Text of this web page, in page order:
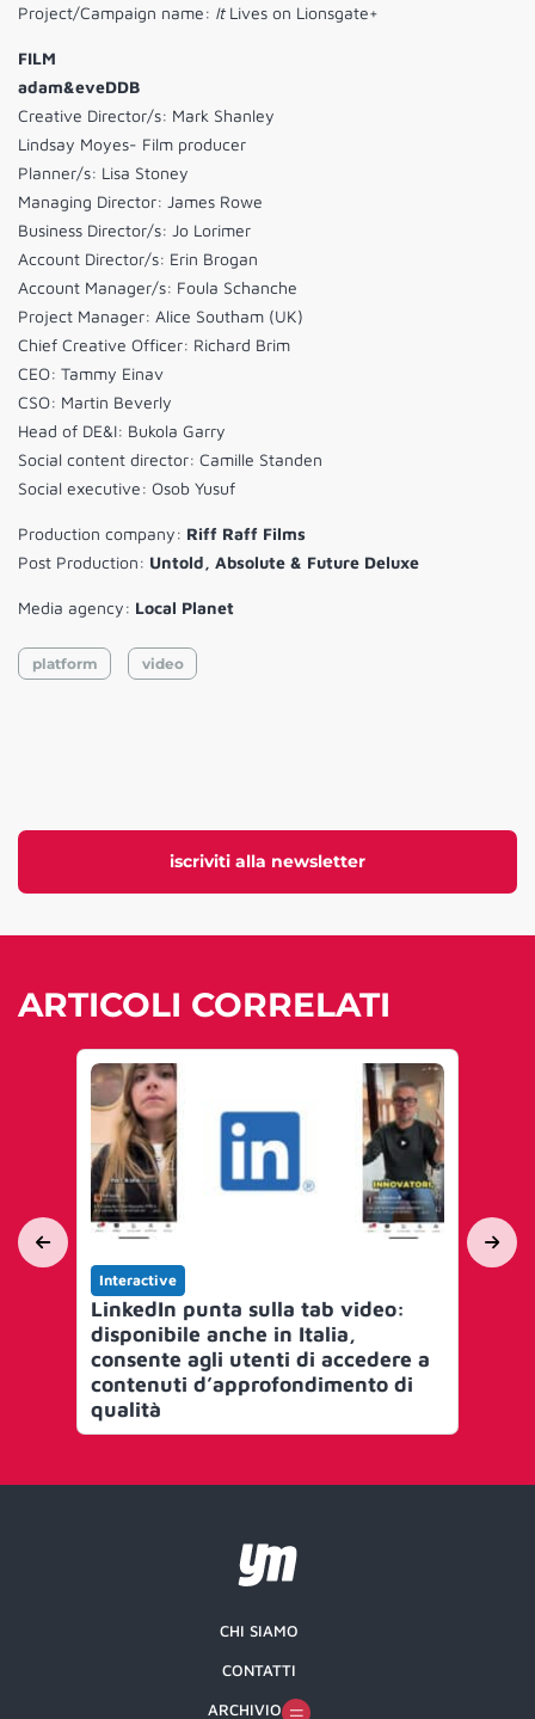
iscriviti alla newsletter
Project/Campaign name: ItLives on Lionsgate+
FILM
adam&eveDDB
Creative Director/s: Mark Shanley
Lindsay Moyes- Film producer
Planner/s: Lisa Stoney
Managing Director: James Rowe
Business Director/s: Jo Lorimer
Account Director/s: Erin Brogan
Account Manager/s: Foula Schanche
Project Manager: Alice Southam (UK)
Chief Creative Officer: Richard Brim
CEO: Tammy Einav
CSO: Martin Beverly
Head of DE&I: Bukola Garry
Social content director: Camille Standen
Social executive: Osob Yusuf
Production company: Riff Raff Films
Post Production: Untold, Absolute & Future Deluxe
Media agency: Local Planet
platform video
ARTICOLI CORRELATI
Interactive
LinkedIn punta sulla tab video:
disponibile anche in Italia,
consente agli utenti di accedere a
contenuti d’approfondimento di
qualità
CHI SIAMO
CONTATTI
ARCHIVIO